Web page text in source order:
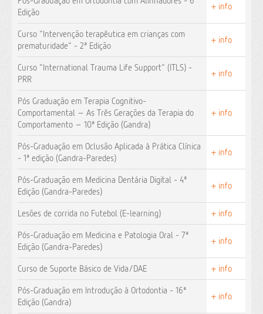
Edição
+ info
Curso "Intervenção terapêutica em crianças com
prematuridade" - 2ª Edição
+ info
Curso "International Trauma Life Support" (ITLS) -
PRR
+ info
Pós Graduação em Terapia Cognitivo-
Comportamental – As Três Gerações da Terapia do
Comportamento – 10ª Edição (Gandra)
+ info
Pós-Graduação em Oclusão Aplicada à Prática Clínica
- 1ª edição (Gandra-Paredes)
+ info
Pós-Graduação em Medicina Dentária Digital - 4ª
Edição (Gandra-Paredes)
+ info
Lesões de corrida no Futebol (E-learning)
+ info
Pós-Graduação em Medicina e Patologia Oral - 7ª
Edição (Gandra-Paredes)
+ info
Curso de Suporte Básico de Vida/DAE
+ info
Pós-Graduação em Introdução à Ortodontia - 16ª
Edição (Gandra)
+ info